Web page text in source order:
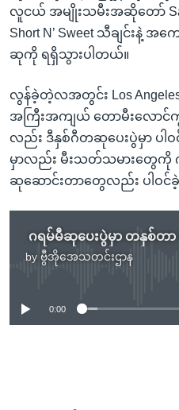
လူငယ် အမျိုးသမီးအဆိုတော်
Short N’ Sweet သီချင်းနဲ့
ဆုကို ရရှိသွားပါတယ်။
လွန်ခဲ့တဲ့လအတွင်း Los Angeles
အကြီးအကျယ် တောမီးလောင်
လည်း ဒီနှစ်ဂီတဆုပေးပွဲမှာ ပါ
မှာလည်း မီးသတ်သမားတွေကို
ဆုဆောင်းတာတွေလည်း ပါဝင်
by ဗွီအိုအေသတင်းဌာန
No media
0:00